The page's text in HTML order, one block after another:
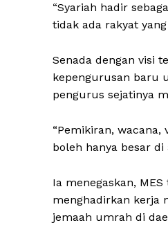
“Syariah hadir
tidak ada rakyat
Senada dengan visi
kepengurusan baru
pengurus sejatinya
“Pemikiran,
boleh hanya besar
Ia menegaskan,
menghadirkan kerja
jemaah umrah di